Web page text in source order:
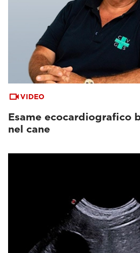
VIDEO
Esame ecocardiografico
nel cane